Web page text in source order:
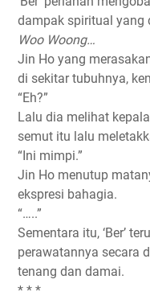
dampak spiritual yang
Woo Woong…
Jin Ho yang
di sekitar tubuhnya,
“Eh?”
Lalu dia melihat
semut itu lalu
“Ini mimpi.”
Jin Ho menutup
ekspresi bahagia.
“…..”
Sementara itu, ‘Ber’
perawatannya secara
tenang dan damai.
* * *